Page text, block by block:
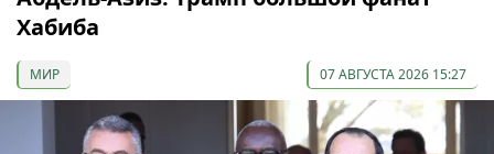
Хабиба
МИР 07 АВГУСТА 2026 15:27